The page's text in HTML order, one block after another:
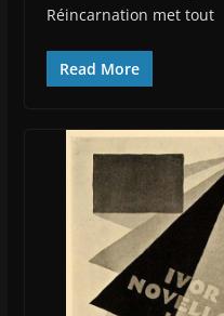
Réincarnation met tout
Read More